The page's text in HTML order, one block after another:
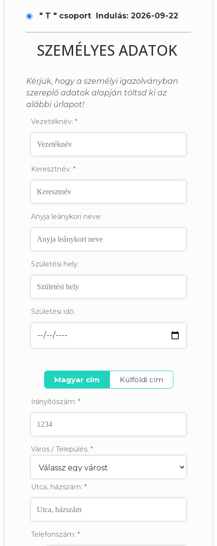
" T " csoport Indulás: 2026-09-22
SZEMÉLYES ADATOK
Kérjük, hogy a személyi igazolványban
szereplő adatok alapján töltsd ki az
alábbi űrlapot!
Vezetéknév: *
Keresztnév: *
Anyja leánykori neve:
Születési hely:
Születési idő:
Magyar cím Külföldi cím
Irányítószám: *
Város / Település: *
Utca, házszám: *
Telefonszám: *